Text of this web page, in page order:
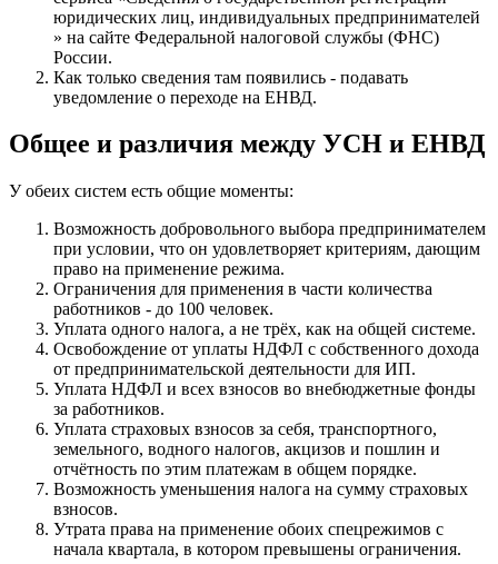
юридических лиц, индивидуальных предпринимателей
» на сайте Федеральной налоговой службы (ФНС)
России.
Как только сведения там появились - подавать
уведомление о переходе на ЕНВД.
Общее и различия между УСН и ЕНВД
У обеих систем есть общие моменты:
Возможность добровольного выбора предпринимателем
при условии, что он удовлетворяет критериям, дающим
право на применение режима.
Ограничения для применения в части количества
работников - до 100 человек.
Уплата одного налога, а не трёх, как на общей системе.
Освобождение от уплаты НДФЛ с собственного дохода
от предпринимательской деятельности для ИП.
Уплата НДФЛ и всех взносов во внебюджетные фонды
за работников.
Уплата страховых взносов за себя, транспортного,
земельного, водного налогов, акцизов и пошлин и
отчётность по этим платежам в общем порядке.
Возможность уменьшения налога на сумму страховых
взносов.
Утрата права на применение обоих спецрежимов с
начала квартала, в котором превышены ограничения.